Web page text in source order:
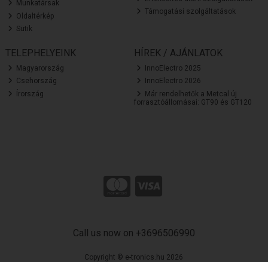
Munkatársak
Oldaltérkép
Sütik
Támogatási szolgáltatások
TELEPHELYEINK
Magyarország
Csehország
Írország
HÍREK / AJÁNLATOK
InnoElectro 2025
InnoElectro 2026
Már rendelhetők a Metcal új
forrasztóállomásai: GT90 és GT120
Call us now on +3696506990
Copyright © e-tronics.hu 2026